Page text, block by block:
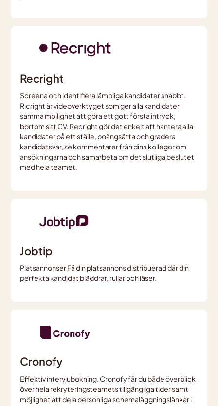
Recright
Screena och identifiera lämpliga kandidater snabbt.
Ricright är videoverktyget som ger alla kandidater
samma möjlighet att göra ett gott första intryck,
bortom sitt CV. Recright gör det enkelt att hantera alla
kandidater på ett ställe, poängsätta och gradera
kandidatsvar, se kommentarer från dina kollegor om
ansökningarna och samarbeta om det slutliga beslutet
med hela teamet.
Jobtip
Platsannonser Få din platsannons distribuerad där din
perfekta kandidat bläddrar, rullar och läser.
Cronofy
Effektiv intervjubokning. Cronofy får du både överblick
över hela rekryteringsteamets tillgängliga tider samt
möjlighet att dela personliga schemaläggningslänkar i